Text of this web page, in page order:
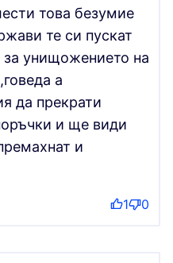
това безумие
те си пускат
унищожението на
а
да прекрати
и ще види
и
1 0